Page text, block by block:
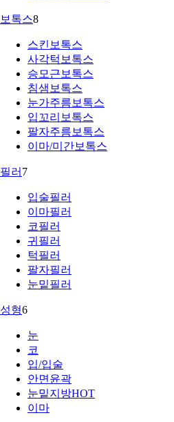
보톡스8
스킨보톡스
사각턱보톡스
승모근보톡스
침샘보톡스
눈가주름보톡스
입꼬리보톡스
팔자주름보톡스
이마/미간보톡스
필러 7
입술필러
이마필러
코필러
귀필러
턱필러
팔자필러
눈밑필러
성형6
눈
코
입/입술
안면윤곽
눈밑지방HOT
이마